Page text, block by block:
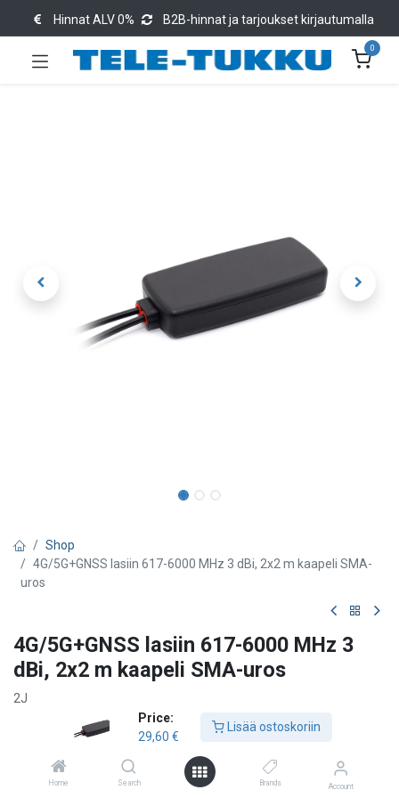
Price:
29,60 €
Lisää ostoskoriin
Home Search Brands Account
Hinnat ALV 0% B2B-hinnat ja tarjoukset kirjautumalla
0
Shop
4G/5G+GNSS lasiin 617-6000 MHz 3 dBi, 2x2 m kaapeli SMA-
uros
4G/5G+GNSS lasiin 617-6000 MHz 3
dBi, 2x2 m kaapeli SMA-uros
2J
- 2-in-1 yhdistelmäantenni - Laajakaistainen 4G/5G antenni (617-
5925MHz) - GPS/GLONASS/QZSS/Galileo antenni 1575-1606
MHz - Liimattava - Maatasoriippumaton - 2x 2m kaapeli SMA-uros
liittimillä - 4G/5G kaapeli merkitty punaisella ja GNSS kaapeli